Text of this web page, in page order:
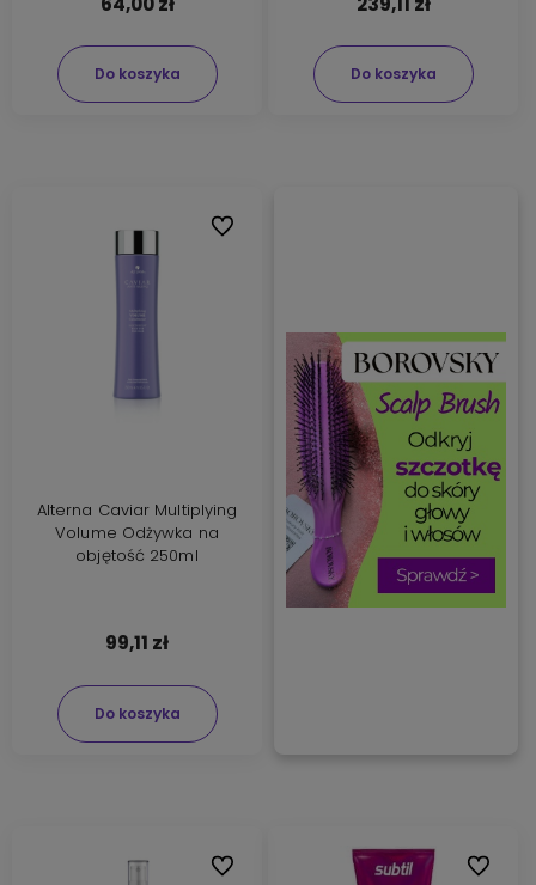
Do koszyka Do koszyka
Alterna Caviar Multiplying
Volume Odżywka na
objętość 250ml
99,11 zł
Do koszyka
Do ulubionych
Do ulubionych Do